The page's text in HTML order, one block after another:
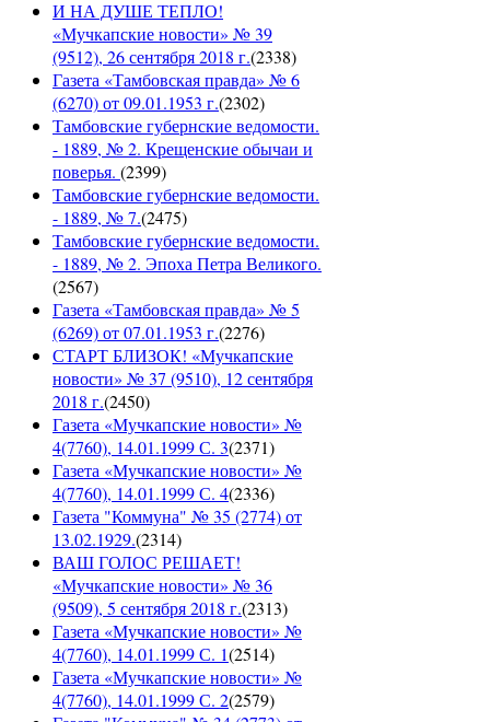
И НА ДУШЕ ТЕПЛО!
«Мучкапские новости» № 39
(9512), 26 сентября 2018 г.(2338)
Газета «Тамбовская правда» № 6
(6270) от 09.01.1953 г.(2302)
Тамбовские губернские ведомости.
- 1889, № 2. Крещенские обычаи и
поверья. (2399)
Тамбовские губернские ведомости.
- 1889, № 7.(2475)
Тамбовские губернские ведомости.
- 1889, № 2. Эпоха Петра Великого.
(2567)
Газета «Тамбовская правда» № 5
(6269) от 07.01.1953 г.(2276)
СТАРТ БЛИЗОК! «Мучкапские
новости» № 37 (9510), 12 сентября
2018 г.(2450)
Газета «Мучкапские новости» №
4(7760), 14.01.1999 С. 3(2371)
Газета «Мучкапские новости» №
4(7760), 14.01.1999 С. 4(2336)
Газета "Коммуна" № 35 (2774) от
13.02.1929.(2314)
ВАШ ГОЛОС РЕШАЕТ!
«Мучкапские новости» № 36
(9509), 5 сентября 2018 г.(2313)
Газета «Мучкапские новости» №
4(7760), 14.01.1999 С. 1(2514)
Газета «Мучкапские новости» №
4(7760), 14.01.1999 С. 2(2579)